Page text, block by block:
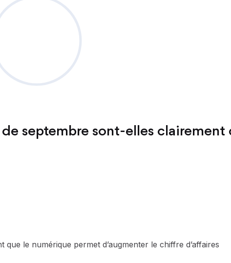
septembre sont-elles clairement
que le numérique permet d’augmenter le chiffre d’affaires